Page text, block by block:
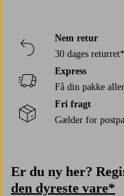
Nem retur
30 dages returret*
Express
Få din pakke
Fri fragt
Gælder for
Er du ny her?
den dyreste vare*